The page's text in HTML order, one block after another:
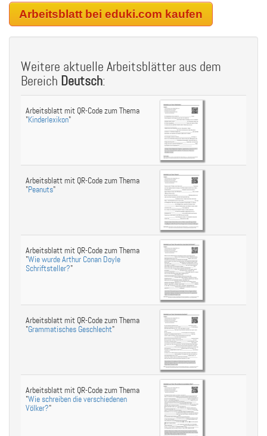
Arbeitsblatt bei eduki.com kaufen
Weitere aktuelle Arbeitsblätter aus dem
Bereich Deutsch:
Arbeitsblatt mit QR-Code zum Thema
"Kinderlexikon"
Arbeitsblatt mit QR-Code zum Thema
"Peanuts"
Arbeitsblatt mit QR-Code zum Thema
"Wie wurde Arthur Conan Doyle
Schriftsteller?"
Arbeitsblatt mit QR-Code zum Thema
"Grammatisches Geschlecht"
Arbeitsblatt mit QR-Code zum Thema
"Wie schreiben die verschiedenen
Völker?"